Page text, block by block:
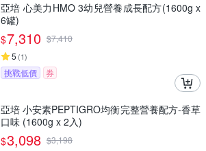
亞培 心美力HMO 3幼兒營養成長配方(1600g x
6罐)
$7,310 $7,410
5 (1)
挑戰低價 券
亞培 小安素PEPTIGRO均衡完整營養配方-香草
口味 (1600g x 2入)
$3,098 $3,198